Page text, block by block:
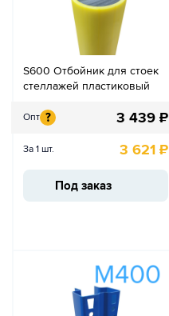
S600 Отбойник для стоек
стеллажей пластиковый
Опт ? 3 439 ₽
За 1 шт. 3 621 ₽
Под заказ